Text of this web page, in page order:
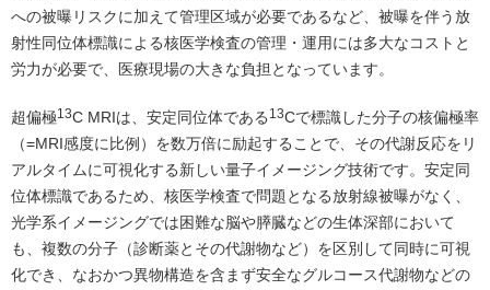
への被曝リスクに加えて管理区域が必要であるなど、被曝を伴う放
射性同位体標識による核医学検査の管理・運用には多大なコストと
労力が必要で、医療現場の大きな負担となっています。
超偏極13C MRIは、安定同位体である 13Cで標識した分子の核偏極率
（=MRI感度に比例）を数万倍に励起することで、その代謝反応をリ
アルタイムに可視化する新しい量子イメージング技術です。安定同
位体標識であるため、核医学検査で問題となる放射線被曝がなく、
光学系イメージングでは困難な脳や膵臓などの生体深部において
も、複数の分子（診断薬とその代謝物など）を区別して同時に可視
化でき、なおかつ異物構造を含まず安全なグルコース代謝物などの